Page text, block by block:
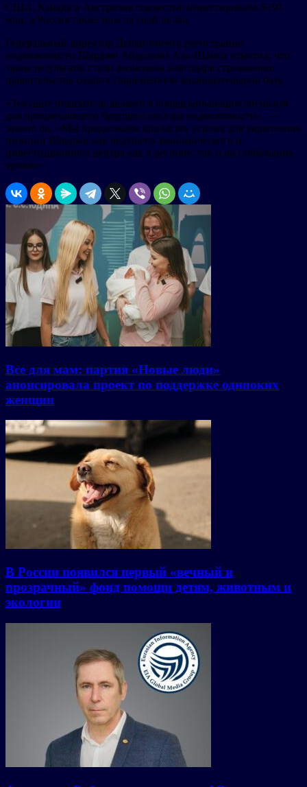
США, Канада и Австралия совместно инвестировали $191
млн, а Россия также внесла свой вклад.
Генеральный директор Департамента регистрации
недвижимости Шарджи Абдулазиз Аль-Шамси отметил, что
такие результаты стали возможны благодаря стремлению
правительства создать современную законодательную базу.
«Текущие показатели являются обнадеживающим сигналом
для процветающего будущего сектора недвижимости», —
заявил он. «Мы продолжаем прилагать усилия для укрепления
позиции Шарджи как ведущего экономического и
инвестиционного центра как в регионе, так и на глобальном
уровне».
Все для мам: партия «Новые люди»
анонсировала проект по поддержке одиноких
женщин
В России появился первый «вечный и
прозрачный» фонд помощи детям, животным и
экологии